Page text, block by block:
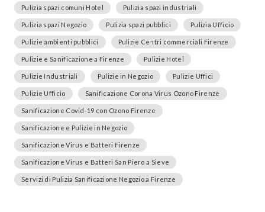
Pulizia spazi comuni Hotel Pulizia spazi industriali
Pulizia spazi Negozio Pulizia spazi pubblici Pulizia Ufficio
Pulizie ambienti pubblici Pulizie Centri commerciali Firenze
Pulizie e Sanificazione a Firenze Pulizie Hotel
Pulizie Industriali Pulizie in Negozio Pulizie Uffici
Pulizie Ufficio Sanificazione Corona Virus Ozono Firenze
Sanificazione Covid-19 con Ozono Firenze
Sanificazione e Pulizie in Negozio
Sanificazione Virus e Batteri Firenze
Sanificazione Virus e Batteri San Piero a Sieve
Servizi di Pulizia Sanificazione Negozio a Firenze